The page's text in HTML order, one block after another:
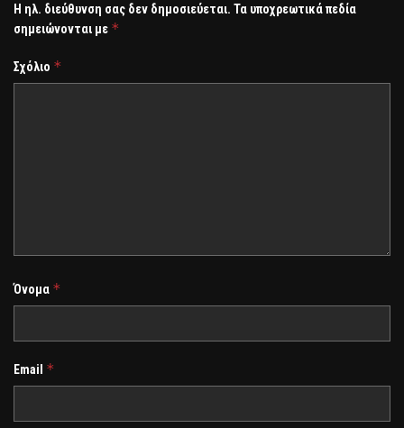
Η ηλ. διεύθυνση σας δεν δημοσιεύεται. Τα υποχρεωτικά πεδία
σημειώνονται με *
Σχόλιο *
Όνομα *
Email *